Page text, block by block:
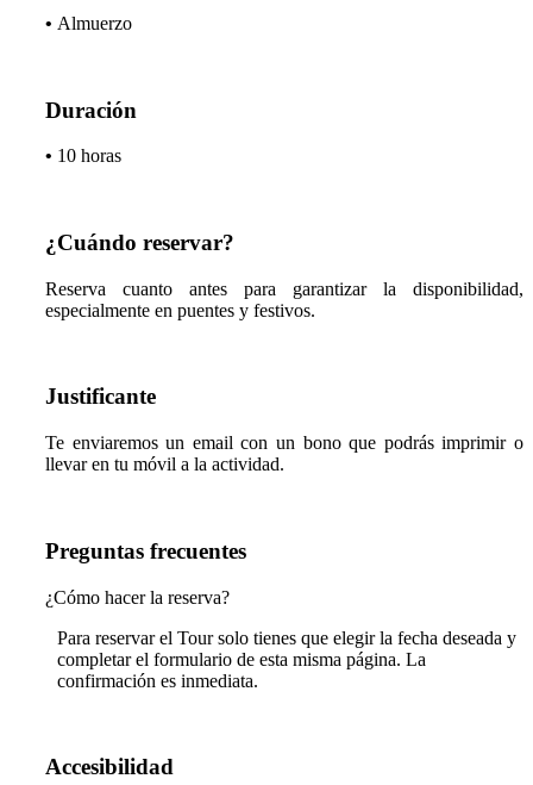
• Almuerzo
Duración
• 10 horas
¿Cuándo reservar?
Reserva cuanto antes para garantizar la disponibilidad,
especialmente en puentes y festivos.
Justificante
Te enviaremos un email con un bono que podrás imprimir o
llevar en tu móvil a la actividad.
Preguntas frecuentes
¿Cómo hacer la reserva?
Para reservar el Tour solo tienes que elegir la fecha deseada y
completar el formulario de esta misma página. La
confirmación es inmediata.
Accesibilidad